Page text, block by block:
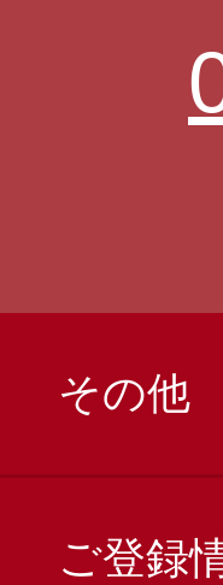
その他
ご登録